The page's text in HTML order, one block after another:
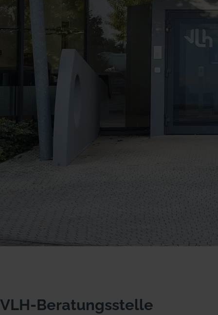
VLH-Beratungsstelle